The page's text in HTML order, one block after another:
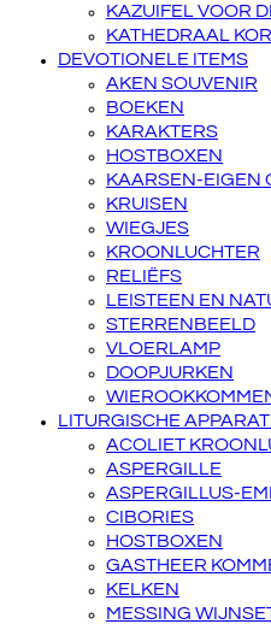
KAZUIFEL VOOR
KATHEDRAAL
DEVOTIONELE ITEMS
AKEN SOUVENIR
BOEKEN
KARAKTERS
HOSTBOXEN
KAARSEN-EIGEN
KRUISEN
WIEGJES
KROONLUCHTER
RELIËFS
LEISTEEN EN
STERRENBEELD
VLOERLAMP
DOOPJURKEN
LITURGISCHE
ACOLIET
ASPERGILLE
ASPERGILLUS-
CIBORIES
HOSTBOXEN
GASTHEER
KELKEN
MESSING